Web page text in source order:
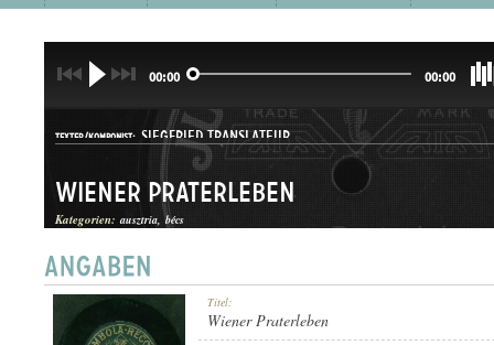
00:00 00:00
TEXTER/KOMPONIST: SIEGFRIED TRANSLATEUR
GATTUNG: KERINGŐ
Wiener Praterleben
Kategorien: ausztria bécs
Titel:
Wiener Praterleben